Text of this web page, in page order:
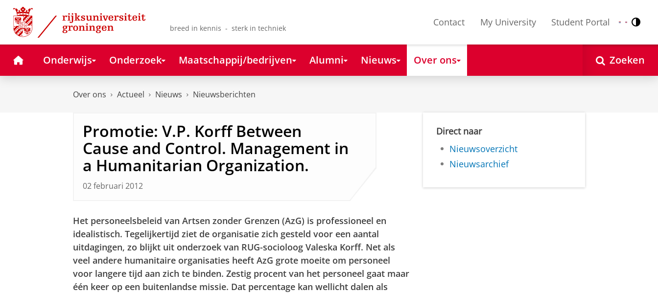
Skip
Content
Skip
Navigation
breed in kennis - sterk in techniek
Contact My University Student Portal Nederlands
English
HomeOnderwijs Onderzoek Maatschappij/bedrijven Alumni Nieuws Over ons Zoeken
Over ons Actueel Nieuws Nieuwsberichten
Promotie: V.P. Korff Between
Cause and Control. Management in
a Humanitarian Organization.
02 februari 2012
Het personeelsbeleid van Artsen zonder Grenzen (AzG) is professioneel en
idealistisch. Tegelijkertijd ziet de organisatie zich gesteld voor een aantal
uitdagingen, zo blijkt uit onderzoek van RUG-socioloog Valeska Korff. Net als
veel andere humanitaire organisaties heeft AzG grote moeite om personeel
voor langere tijd aan zich te binden. Zestig procent van het personeel gaat maar
één keer op een buitenlandse missie. Dat percentage kan wellicht dalen als
Direct naar
Nieuwsoverzicht
Nieuwsarchief